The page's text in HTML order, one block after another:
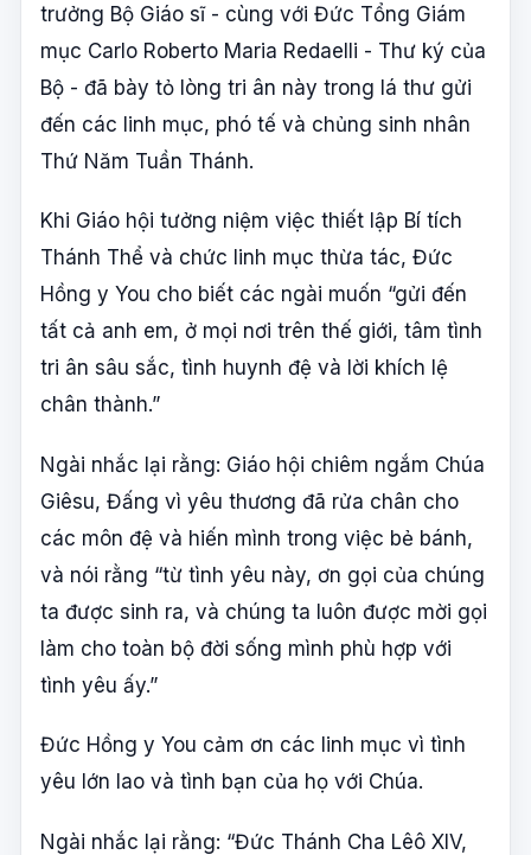
trưởng Bộ Giáo sĩ - cùng với Đức Tổng Giám
mục Carlo Roberto Maria Redaelli - Thư ký của
Bộ - đã bày tỏ lòng tri ân này trong lá thư gửi
đến các linh mục, phó tế và chủng sinh nhân
Thứ Năm Tuần Thánh.
Khi Giáo hội tưởng niệm việc thiết lập Bí tích
Thánh Thể và chức linh mục thừa tác, Đức
Hồng y You cho biết các ngài muốn “gửi đến
tất cả anh em, ở mọi nơi trên thế giới, tâm tình
tri ân sâu sắc, tình huynh đệ và lời khích lệ
chân thành.”
Ngài nhắc lại rằng: Giáo hội chiêm ngắm Chúa
Giêsu, Đấng vì yêu thương đã rửa chân cho
các môn đệ và hiến mình trong việc bẻ bánh,
và nói rằng “từ tình yêu này, ơn gọi của chúng
ta được sinh ra, và chúng ta luôn được mời gọi
làm cho toàn bộ đời sống mình phù hợp với
tình yêu ấy.”
Đức Hồng y You cảm ơn các linh mục vì tình
yêu lớn lao và tình bạn của họ với Chúa.
Ngài nhắc lại rằng: “Đức Thánh Cha Lêô XIV,